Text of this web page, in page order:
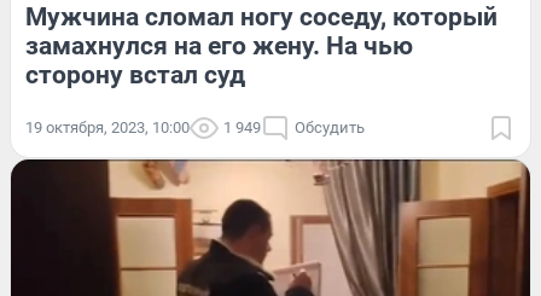
Мужчина сломал ногу соседу, который
замахнулся на его жену. На чью
сторону встал суд
19 октября, 2023, 10:00 1 949 Обсудить